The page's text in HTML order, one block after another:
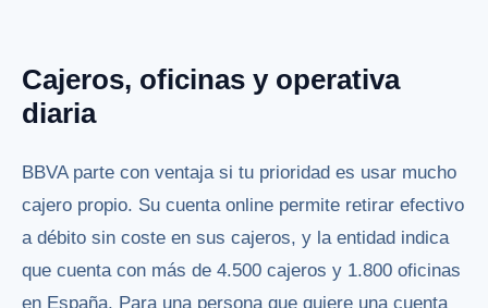
Cajeros, oficinas y operativa
diaria
BBVA parte con ventaja si tu prioridad es usar mucho
cajero propio. Su cuenta online permite retirar efectivo
a débito sin coste en sus cajeros, y la entidad indica
que cuenta con más de 4.500 cajeros y 1.800 oficinas
en España. Para una persona que quiere una cuenta